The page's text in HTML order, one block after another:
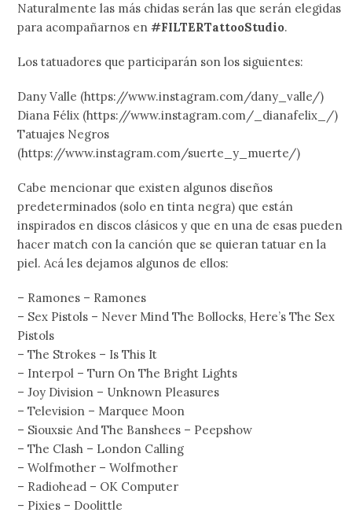
Naturalmente las más chidas serán las que serán elegidas
para acompañarnos en#FILTERTattooStudio.
Los tatuadores que participarán son los siguientes:
Dany Valle (https://www.instagram.com/dany_valle/)
Diana Félix (https://www.instagram.com/_dianafelix_/)
Tatuajes Negros
(https://www.instagram.com/suerte_y_muerte/)
Cabe mencionar que existen algunos diseños
predeterminados (solo en tinta negra) que están
inspirados en discos clásicos y que en una de esas pueden
hacer match con la canción que se quieran tatuar en la
piel. Acá les dejamos algunos de ellos:
– Ramones – Ramones
– Sex Pistols – Never Mind The Bollocks, Here’s The Sex
Pistols
– The Strokes – Is This It
– Interpol – Turn On The Bright Lights
– Joy Division – Unknown Pleasures
– Television – Marquee Moon
– Siouxsie And The Banshees – Peepshow
– The Clash – London Calling
– Wolfmother – Wolfmother
– Radiohead – OK Computer
– Pixies – Doolittle